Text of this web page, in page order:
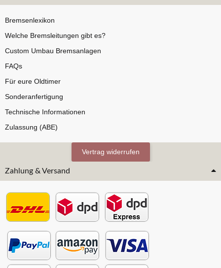
Bremsenlexikon
Welche Bremsleitungen gibt es?
Custom Umbau Bremsanlagen
FAQs
Für eure Oldtimer
Sonderanfertigung
Technische Informationen
Zulassung (ABE)
Vertrag widerrufen
Zahlung & Versand